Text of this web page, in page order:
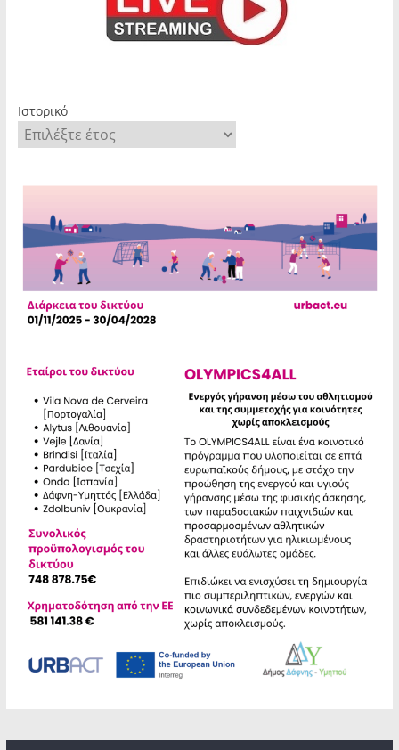
Ιστορικό